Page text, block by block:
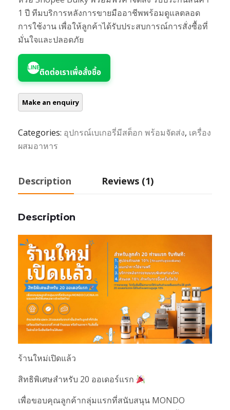
1 ปี ทีมบริการหลังการขายมืออาชีพพร้อมดูแลตลอด
การใช้งาน เพื่อให้ลูกค้าได้รับประสบการณ์การสั่งซื้อที่
มั่นใจและปลอดภัย
LINE
ติดต่อเราเพื่อสั่งซื้อ
Categories: อุปกรณ์เบเกอรี่มีสต็อก พร้อมจัดส่ง, เครื่อง
ผสมอาหาร
Description Reviews (1)
Description
ร้านใหม่เปิดแล้ว
สิทธิพิเศษสำหรับ 20 ออเดอร์แรก
เพื่อขอบคุณลูกค้ากลุ่มแรกที่สนับสนุน MONDO